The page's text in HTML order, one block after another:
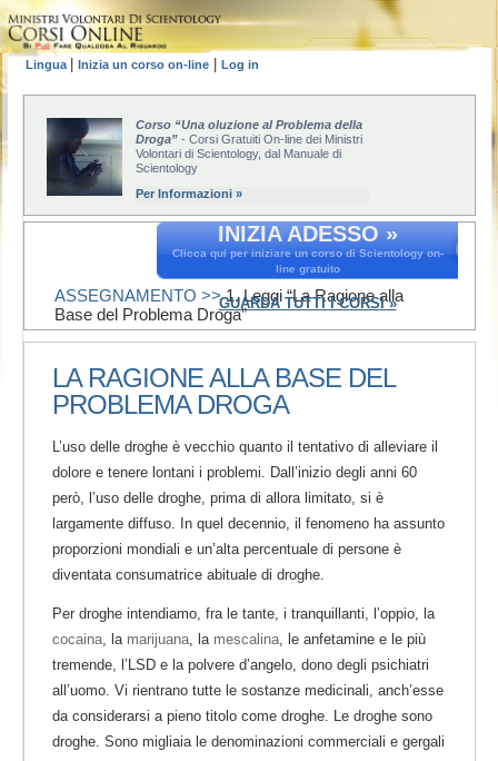
Lingua Inizia un corso on-line Log in
Corso “Una oluzione al Problema della
Droga” - Corsi Gratuiti On-line dei Ministri
Volontari di Scientology, dal Manuale di
Scientology
Per Informazioni »
INIZIA ADESSO »
Clicca qui per iniziare un corso di Scientology on-
line gratuito
GUARDA TUTTI I CORSI »
ASSEGNAMENTO >>1. Leggi “La Ragione alla
Base del Problema Droga”
LA RAGIONE ALLA BASE DEL
PROBLEMA DROGA
L’uso delle droghe è vecchio quanto il tentativo di alleviare il
dolore e tenere lontani i problemi. Dall’inizio degli anni 60
però, l’uso delle droghe, prima di allora limitato, si è
largamente diffuso. In quel decennio, il fenomeno ha assunto
proporzioni mondiali e un’alta percentuale di persone è
diventata consumatrice abituale di droghe.
Per droghe intendiamo, fra le tante, i tranquillanti, l’oppio, la
cocaina , la marijuana , la mescalina , le anfetamine e le più
tremende, l’LSD e la polvere d’angelo, dono degli psichiatri
all’uomo. Vi rientrano tutte le sostanze medicinali, anch’esse
da considerarsi a pieno titolo come droghe. Le droghe sono
droghe. Sono migliaia le denominazioni commerciali e gergali